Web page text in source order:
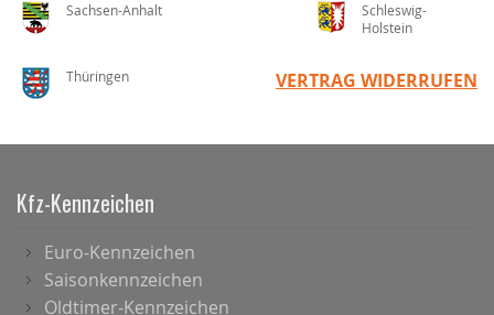
Sachsen-Anhalt
Schleswig-
Holstein
Thüringen VERTRAG WIDERRUFEN
Kfz-Kennzeichen
Euro-Kennzeichen
Saisonkennzeichen
Oldtimer-Kennzeichen